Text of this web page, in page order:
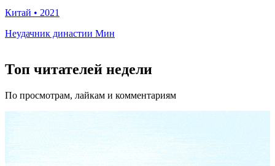
Китай • 2021
Неудачник династии Мин
Топ читателей недели
По просмотрам, лайкам и комментариям